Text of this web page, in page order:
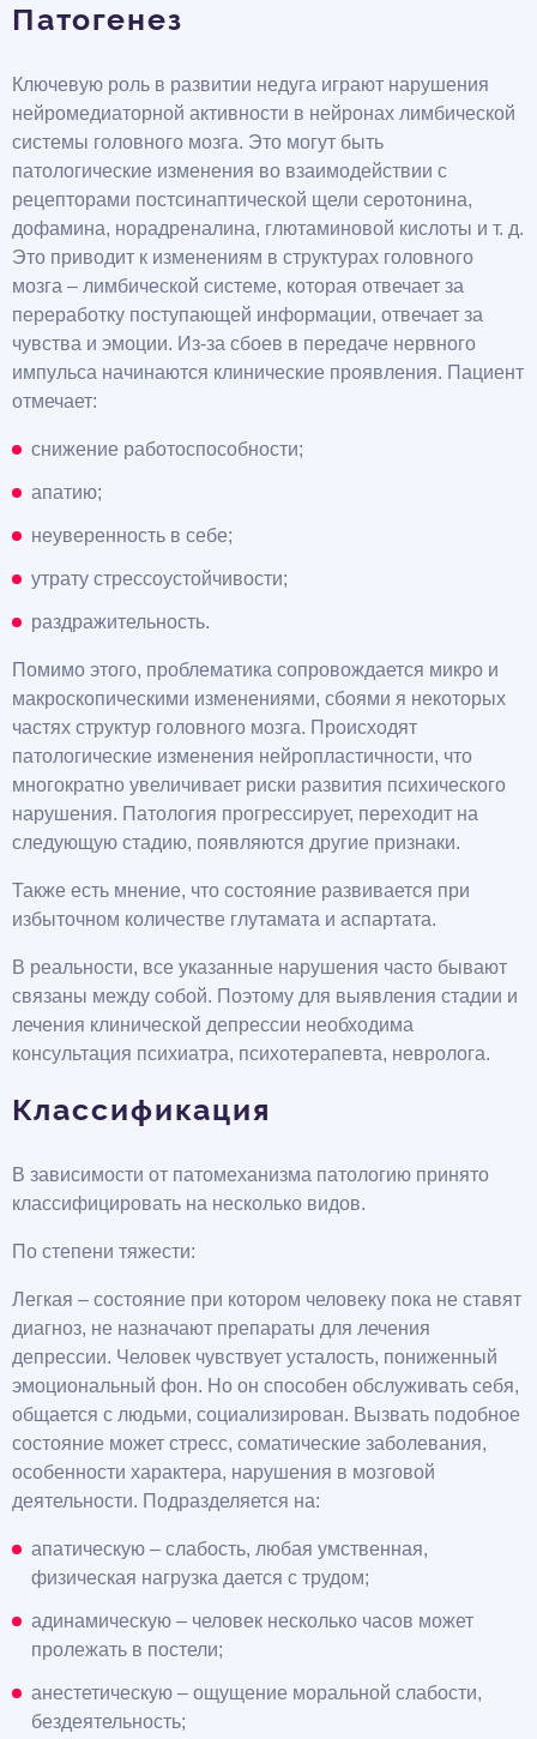
Патогенез
Ключевую роль в развитии недуга играют нарушения
нейромедиаторной активности в нейронах лимбической
системы головного мозга. Это могут быть
патологические изменения во взаимодействии с
рецепторами постсинаптической щели серотонина,
дофамина, норадреналина, глютаминовой кислоты и т. д.
Это приводит к изменениям в структурах головного
мозга – лимбической системе, которая отвечает за
переработку поступающей информации, отвечает за
чувства и эмоции. Из-за сбоев в передаче нервного
импульса начинаются клинические проявления. Пациент
отмечает:
снижение работоспособности;
апатию;
неуверенность в себе;
утрату стрессоустойчивости;
раздражительность.
Помимо этого, проблематика сопровождается микро и
макроскопическими изменениями, сбоями я некоторых
частях структур головного мозга. Происходят
патологические изменения нейропластичности, что
многократно увеличивает риски развития психического
нарушения. Патология прогрессирует, переходит на
следующую стадию, появляются другие признаки.
Также есть мнение, что состояние развивается при
избыточном количестве глутамата и аспартата.
В реальности, все указанные нарушения часто бывают
связаны между собой. Поэтому для выявления стадии и
лечения клинической депрессии необходима
консультация психиатра, психотерапевта, невролога.
Классификация
В зависимости от патомеханизма патологию принято
классифицировать на несколько видов.
По степени тяжести:
Легкая – состояние при котором человеку пока не ставят
диагноз, не назначают препараты для лечения
депрессии. Человек чувствует усталость, пониженный
эмоциональный фон. Но он способен обслуживать себя,
общается с людьми, социализирован. Вызвать подобное
состояние может стресс, соматические заболевания,
особенности характера, нарушения в мозговой
деятельности. Подразделяется на:
апатическую – слабость, любая умственная,
физическая нагрузка дается с трудом;
адинамическую – человек несколько часов может
пролежать в постели;
анестетическую – ощущение моральной слабости,
бездеятельность;